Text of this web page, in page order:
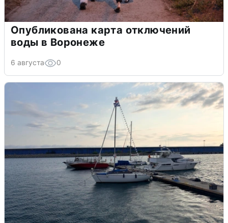
Опубликована карта отключений
воды в Воронеже
6 августа 0